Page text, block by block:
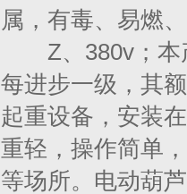
属，有毒、易燃
Z、380v；本
每进步一级，其
起重设备，安装
重轻，操作简单
等场所。电动葫